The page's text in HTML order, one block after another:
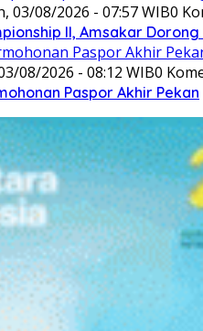
03/08/2026 - 07:57 WIB0
II, Amsakar
08/2026 - 08:12 WIB0
Paspor Akhir Pekan